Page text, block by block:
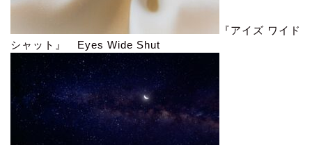
『アイズ ワイド
シャット』 Eyes Wide Shut